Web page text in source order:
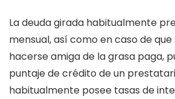
La deuda girada habitualmente
mensual, así­ como en caso de
hacerse amiga de la grasa paga,
puntaje de crédito de un
habitualmente posee tasas de